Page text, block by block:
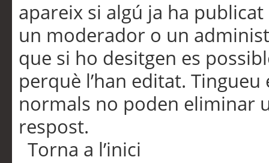
apareix si algú ja ha
un moderador o un
que si ho desitgen es
perquè l’han editat.
normals no poden eliminar
respost.
Torna a l’inici